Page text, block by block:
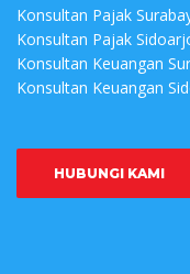
Konsultan Pajak
Konsultan Pajak
Konsultan Keuangan
Konsultan Keuangan
HUBUNGI KAMI